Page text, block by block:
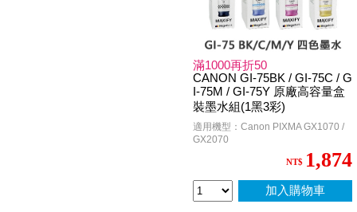
滿1000再折50
CANON GI-75BK / GI-75C / G
I-75M / GI-75Y 原廠高容量盒
裝墨水組(1黑3彩)
適用機型：Canon PIXMA GX1070 /
GX2070
NT$ 1,874
加入購物車